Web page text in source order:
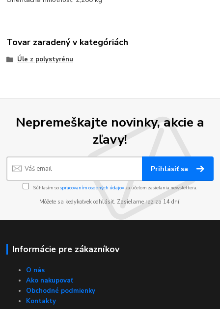
Tovar zaradený v kategóriách
Úle z polystyrénu
Nepremeškajte novinky, akcie a
zľavy!
Prihlásiť sa
Súhlasím sospracovaním osobných údajov za účelom zasielania newslettera.
Môžete sa kedykoľvek odhlásiť. Zasielame raz za 14 dní.
Informácie pre zákazníkov
O nás
Ako nakupovať
Obchodné podmienky
Kontakty